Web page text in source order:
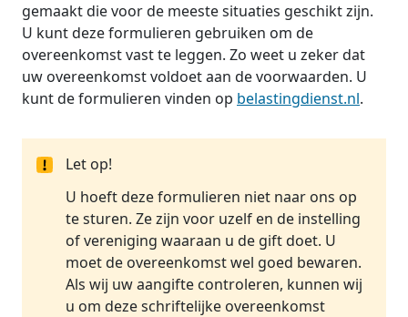
gemaakt die voor de meeste situaties geschikt zijn.
U kunt deze formulieren gebruiken om de
overeenkomst vast te leggen. Zo weet u zeker dat
uw overeenkomst voldoet aan de voorwaarden. U
kunt de formulieren vinden op belastingdienst.nl.
Let op!
U hoeft deze formulieren niet naar ons op
te sturen. Ze zijn voor uzelf en de instelling
of vereniging waaraan u de gift doet. U
moet de overeenkomst wel goed bewaren.
Als wij uw aangifte controleren, kunnen wij
u om deze schriftelijke overeenkomst